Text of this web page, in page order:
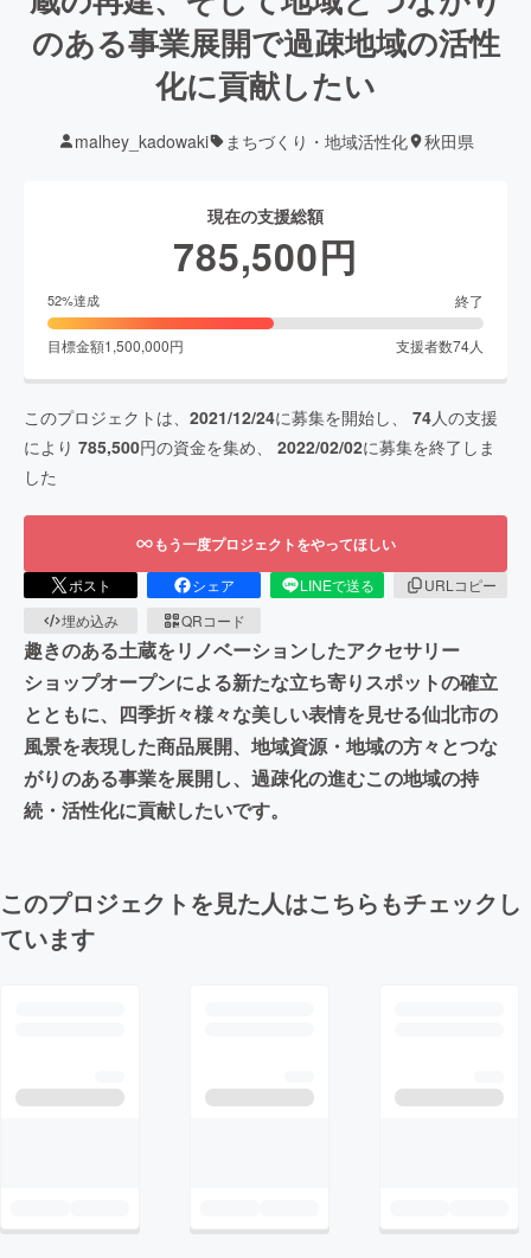
のある事業展開で過疎地域の活性
化に貢献したい
malhey_kadowaki まちづくり・地域活性化 秋田県
現在の支援総額
785,500円
52%達成 終了
目標金額1,500,000円 支援者数74人
このプロジェクトは、 2021/12/24に募集を開始し、 74人の支援
により 785,500円の資金を集め、 2022/02/02に募集を終了しま
した
もう一度プロジェクトをやってほしい
ポスト シェア LINEで送る
URLコピー
埋め込み
QRコード
趣きのある土蔵をリノベーションしたアクセサリー
ショップオープンによる新たな立ち寄りスポットの確立
とともに、四季折々様々な美しい表情を見せる仙北市の
風景を表現した商品展開、地域資源・地域の方々とつな
がりのある事業を展開し、過疎化の進むこの地域の持
続・活性化に貢献したいです。
このプロジェクトを見た人はこちらもチェックし
ています